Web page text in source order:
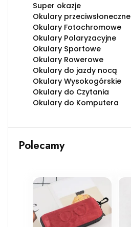
Super okazje
Okulary przeciwsłoneczne
Okulary Fotochromowe
Okulary Polaryzacyjne
Okulary Sportowe
Okulary Rowerowe
Okulary do jazdy nocą
Okulary Wysokogórskie
Okulary do Czytania
Okulary do Komputera
Polecamy